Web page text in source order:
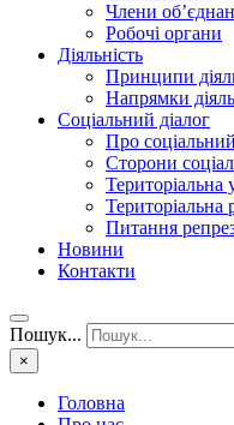
Члени
Робочі органи
Діяльність
Принципи
Напрямки
Соціальний діалог
Про
Сторони
Територіальна
Територіальна
Питання
Новини
Контакти
Пошук...
×
Головна